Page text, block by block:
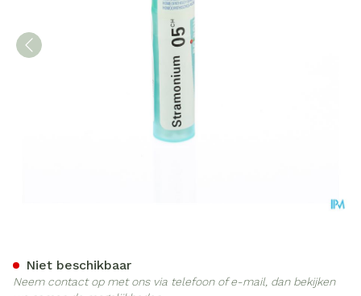
Niet beschikbaar
Neem contact op met ons via telefoon of e-mail, dan bekijken